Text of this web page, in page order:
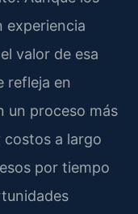
experiencia
valor de esa
refleja en
un proceso más
costos a largo
por tiempo